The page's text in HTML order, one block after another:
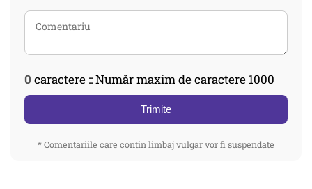
0 caractere :: Număr maxim de caractere 1000
Trimite
* Comentariile care contin limbaj vulgar vor fi suspendate